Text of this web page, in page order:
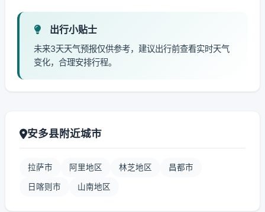
出行小贴士
未来3天天气预报仅供参考，建议出行前查看实时天气
变化，合理安排行程。
安多县附近城市
拉萨市 阿里地区 林芝地区 昌都市
日喀则市 山南地区